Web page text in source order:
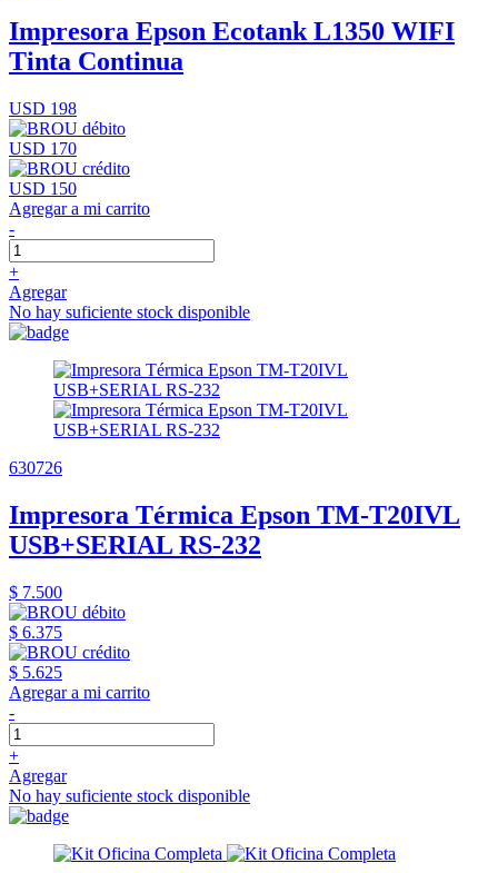
Impresora Epson Ecotank L1350 WIFI
Tinta Continua
USD 198
USD 170
USD 150
Agregar a mi carrito
-
+
Agregar
No hay suficiente stock disponible
630726
Impresora Térmica Epson TM-T20IVL
USB+SERIAL RS-232
$ 7.500
$ 6.375
$ 5.625
Agregar a mi carrito
-
+
Agregar
No hay suficiente stock disponible